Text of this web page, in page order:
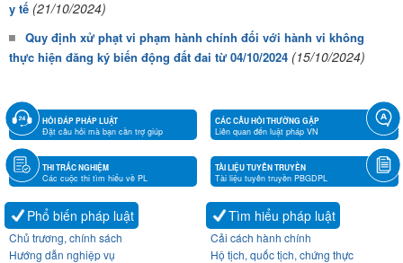
y tế (21/10/2024)
Quy định xử phạt vi phạm hành chính đối với hành vi không
thực hiện đăng ký biến động đất đai từ 04/10/2024 (15/10/2024)
HỎI ĐÁP PHÁP LUẬT
Đặt câu hỏi mà bạn cần trợ giúp
CÁC CÂU HỎI THƯỜNG GẶP
Liên quan đến luật pháp VN
THI TRẮC NGHIỆM
Các cuộc thi tìm hiểu về PL
TÀI LIỆU TUYÊN TRUYỀN
Tài liệu tuyên truyền PBGDPL
Phổ biến pháp luật
Chủ trương, chính sách
Hướng dẫn nghiệp vụ
Tìm hiểu pháp luật
Cải cách hành chính
Hộ tịch, quốc tịch, chứng thực